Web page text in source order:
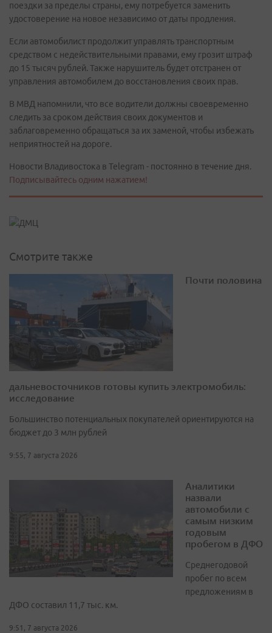
поездки за пределы страны, ему потребуется заменить
удостоверение на новое независимо от даты продления.
Если автомобилист продолжит управлять транспортным
средством с недействительными правами, ему грозит штраф
до 15 тысяч рублей. Также нарушитель будет отстранен от
управления автомобилем до восстановления своих прав.
В МВД напомнили, что все водители должны своевременно
следить за сроком действия своих документов и
заблаговременно обращаться за их заменой, чтобы избежать
неприятностей на дороге.
Новости Владивостока в Telegram - постоянно в течение дня.
Подписывайтесь одним нажатием!
Смотрите также
Почти половина
дальневосточников готовы купить электромобиль:
исследование
Большинство потенциальных покупателей ориентируются на
бюджет до 3 млн рублей
9:55, 7 августа 2026
Аналитики
назвали
автомобили с
самым низким
годовым
пробегом в ДФО
Среднегодовой
пробег по всем
предложениям в
ДФО составил 11,7 тыс. км.
9:51, 7 августа 2026